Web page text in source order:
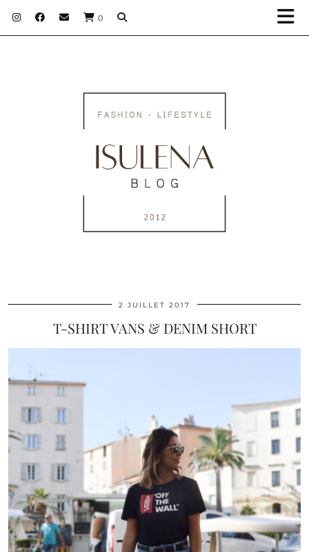
0
2 JUILLET 2017
T-SHIRT VANS & DENIM SHORT